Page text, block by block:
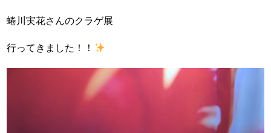
蜷川実花さんのクラゲ展
行ってきました！！